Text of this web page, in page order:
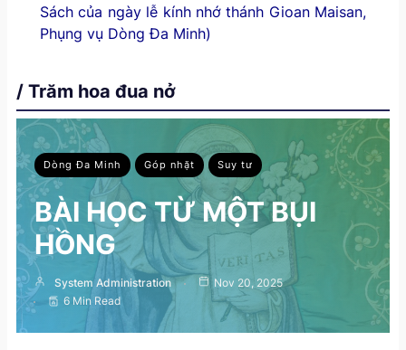
Sách của ngày lễ kính nhớ thánh Gioan Maisan,
Phụng vụ Dòng Đa Minh)
/ Trăm hoa đua nở
Dòng Đa Minh Góp nhặt Suy tư
BÀI HỌC TỪ MỘT BỤI
HỒNG
System Administration
Nov 20, 2025
6 Min Read